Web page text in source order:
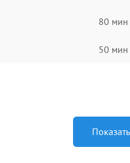
80 мин
50 мин